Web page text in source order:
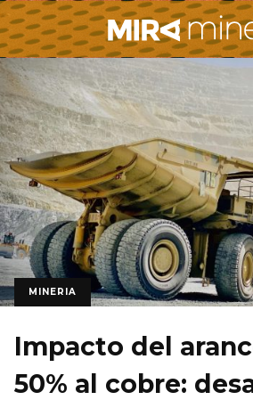
MINERIA
Impacto del
50% al cobre: